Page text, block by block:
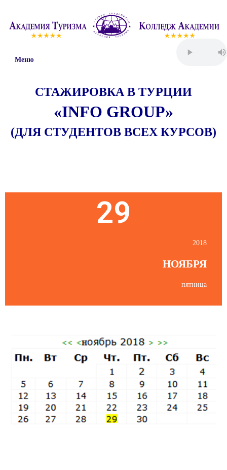
Меню
СТАЖИРОВКА В ТУРЦИИ
«INFO GROUP»
(ДЛЯ СТУДЕНТОВ ВСЕХ КУРСОВ)
29
2018
НОЯБРЯ
пятница